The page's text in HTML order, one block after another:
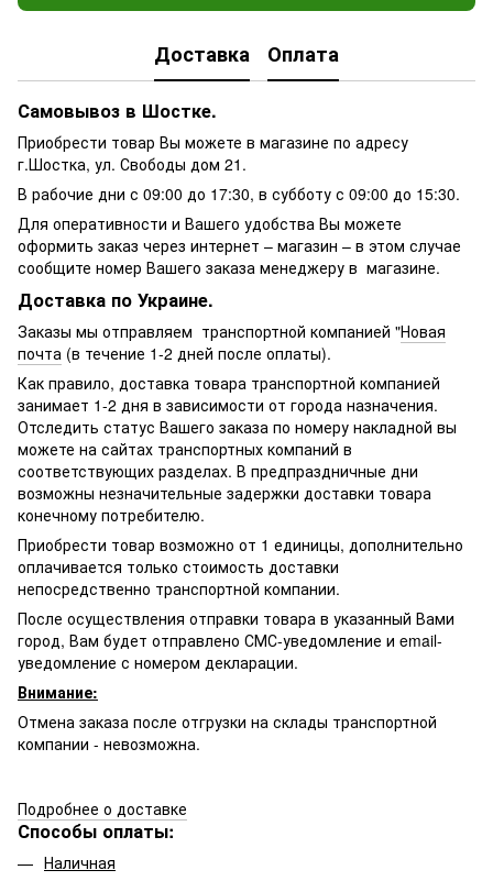
Доставка Оплата
Самовывоз в Шостке.
Приобрести товар Вы можете в магазине по адресу
г.Шостка, ул. Свободы дом 21.
В рабочие дни с 09:00 до 17:30, в субботу с 09:00 до 15:30.
Для оперативности и Вашего удобства Вы можете
оформить заказ через интернет – магазин – в этом случае
сообщите номер Вашего заказа менеджеру в магазине.
Доставка по Украине.
Заказы мы отправляем транспортной компанией "Новая
почта (в течение 1-2 дней после оплаты).
Как правило, доставка товара транспортной компанией
занимает 1-2 дня в зависимости от города назначения.
Отследить статус Вашего заказа по номеру накладной вы
можете на сайтах транспортных компаний в
соответствующих разделах. В предпраздничные дни
возможны незначительные задержки доставки товара
конечному потребителю.
Приобрести товар возможно от 1 единицы, дополнительно
оплачивается только стоимость доставки
непосредственно транспортной компании.
После осуществления отправки товара в указанный Вами
город, Вам будет отправлено СМС-уведомление и email-
уведомление с номером декларации.
Внимание:
Отмена заказа после отгрузки на склады транспортной
компании - невозможна.
Подробнее о доставке
Способы оплаты:
Наличная